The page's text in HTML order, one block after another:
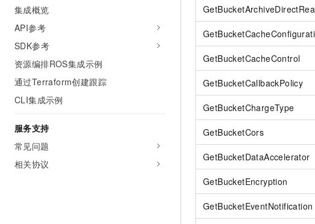
集成概览
API参考
SDK参考
资源编排ROS集成示例
通过Terraform创建跟踪
CLI集成示例
服务支持
常见问题
相关协议
GetBucketCacheControl
GetBucketCallbackPolicy
GetBucketChargeType
GetBucketCors
GetBucketDataAccelerator
GetBucketEncryption
GetBucketEventNotification